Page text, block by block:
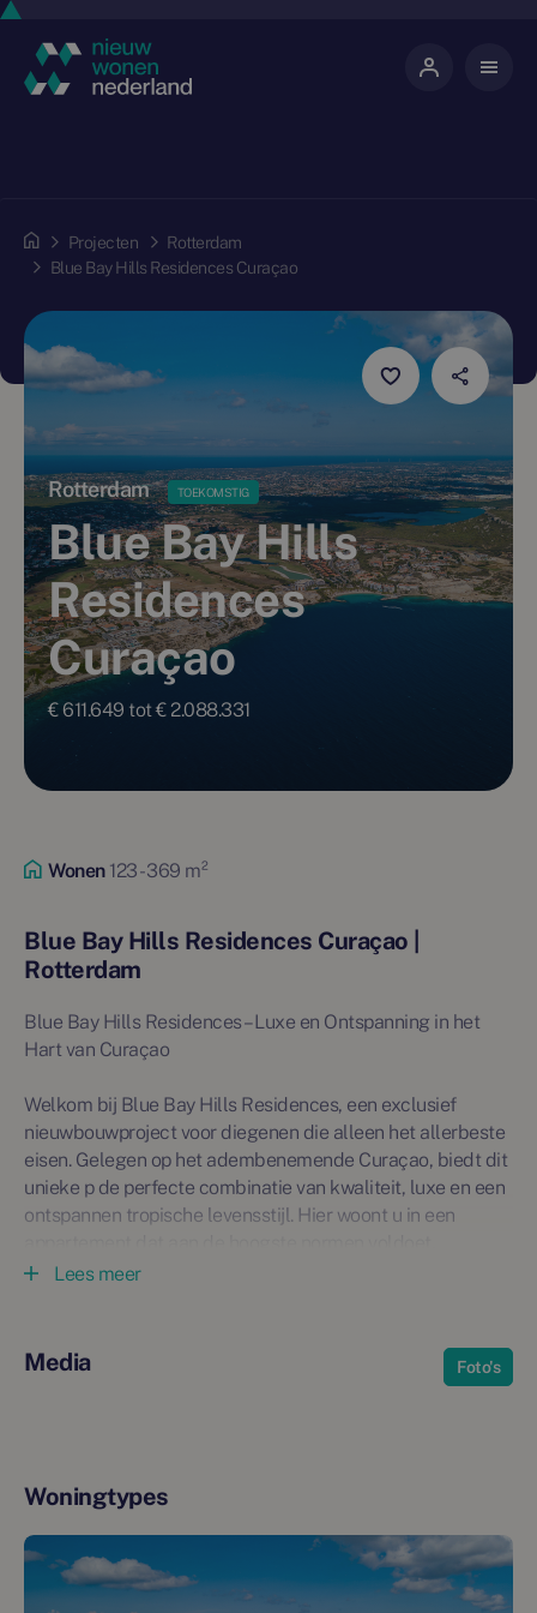
Projecten
Rotterdam
Blue Bay Hills Residences Curaçao
Rotterdam TOEKOMSTIG
Blue Bay Hills
Residences
Curaçao
€ 611.649 tot € 2.088.331
Wonen123 - 369 m²
Blue Bay Hills Residences Curaçao |
Rotterdam
Blue Bay Hills Residences – Luxe en Ontspanning in het
Hart van Curaçao
Welkom bij Blue Bay Hills Residences, een exclusief
nieuwbouwproject voor diegenen die alleen het allerbeste
eisen. Gelegen op het adembenemende Curaçao, biedt dit
unieke p de perfecte combinatie van kwaliteit, luxe en een
ontspannen tropische levensstijl. Hier woont u in een
omgeven door de onmiskenbare schoonheid van het
De naam Blue Bay Hills Residences is zorgvuldig gekozen,
omdat het project perfect harmonieert met de glooiende
indeling en de natuurlijke windstroming dragen bij aan een
leefomgeving.
In de gated community ervaart u de ultieme rust en
Lees meer
Media Foto's
Woningtypes